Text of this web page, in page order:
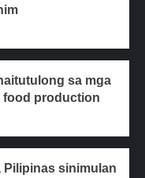
sa mga
food production
Pilipinas sinimulan